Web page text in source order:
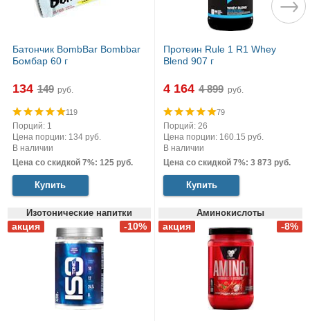
Батончик BombBar Bombbar
Бомбар 60 г
134 руб.
119
Порций: 1
Цена порции: 134 руб.
В наличии
Цена со скидкой 7%: 125 руб.
Купить
Протеин Rule 1 R1 Whey
Blend 907 г
4 164 руб.
79
Порций: 26
Цена порции: 160.15 руб.
В наличии
Цена со скидкой 7%: 3 873 руб.
Купить
Изотонические напитки Аминокислоты